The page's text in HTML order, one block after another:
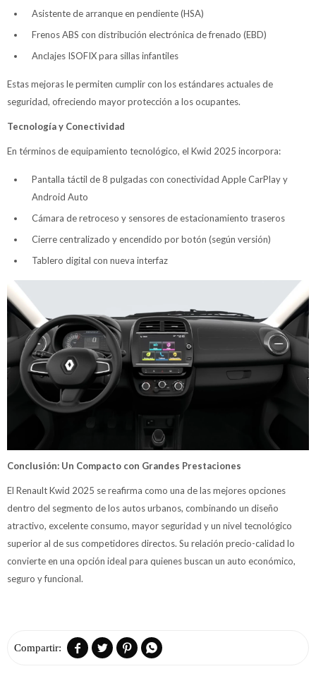
Asistente de arranque en pendiente (HSA)
Frenos ABS con distribución electrónica de frenado (EBD)
Anclajes ISOFIX para sillas infantiles
Estas mejoras le permiten cumplir con los estándares actuales de
seguridad, ofreciendo mayor protección a los ocupantes.
Tecnología y Conectividad
En términos de equipamiento tecnológico, el Kwid 2025 incorpora:
Pantalla táctil de 8 pulgadas con conectividad Apple CarPlay y
Android Auto
Cámara de retroceso y sensores de estacionamiento traseros
Cierre centralizado y encendido por botón (según versión)
Tablero digital con nueva interfaz
Conclusión: Un Compacto con Grandes Prestaciones
El Renault Kwid 2025 se reafirma como una de las mejores opciones
dentro del segmento de los autos urbanos, combinando un diseño
atractivo, excelente consumo, mayor seguridad y un nivel tecnológico
superior al de sus competidores directos. Su relación precio-calidad lo
convierte en una opción ideal para quienes buscan un auto económico,
seguro y funcional.
   